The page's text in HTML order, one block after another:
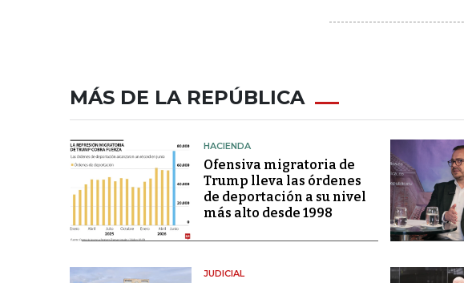
MÁS DE LA REPÚBLICA
HACIENDA
Ofensiva migratoria de
Trump lleva las órdenes
de deportación a su nivel
más alto desde 1998
JUDICIAL